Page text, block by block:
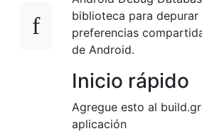
biblioteca para
preferencias
de Android.
Inicio rápido
Agregue esto al
aplicación